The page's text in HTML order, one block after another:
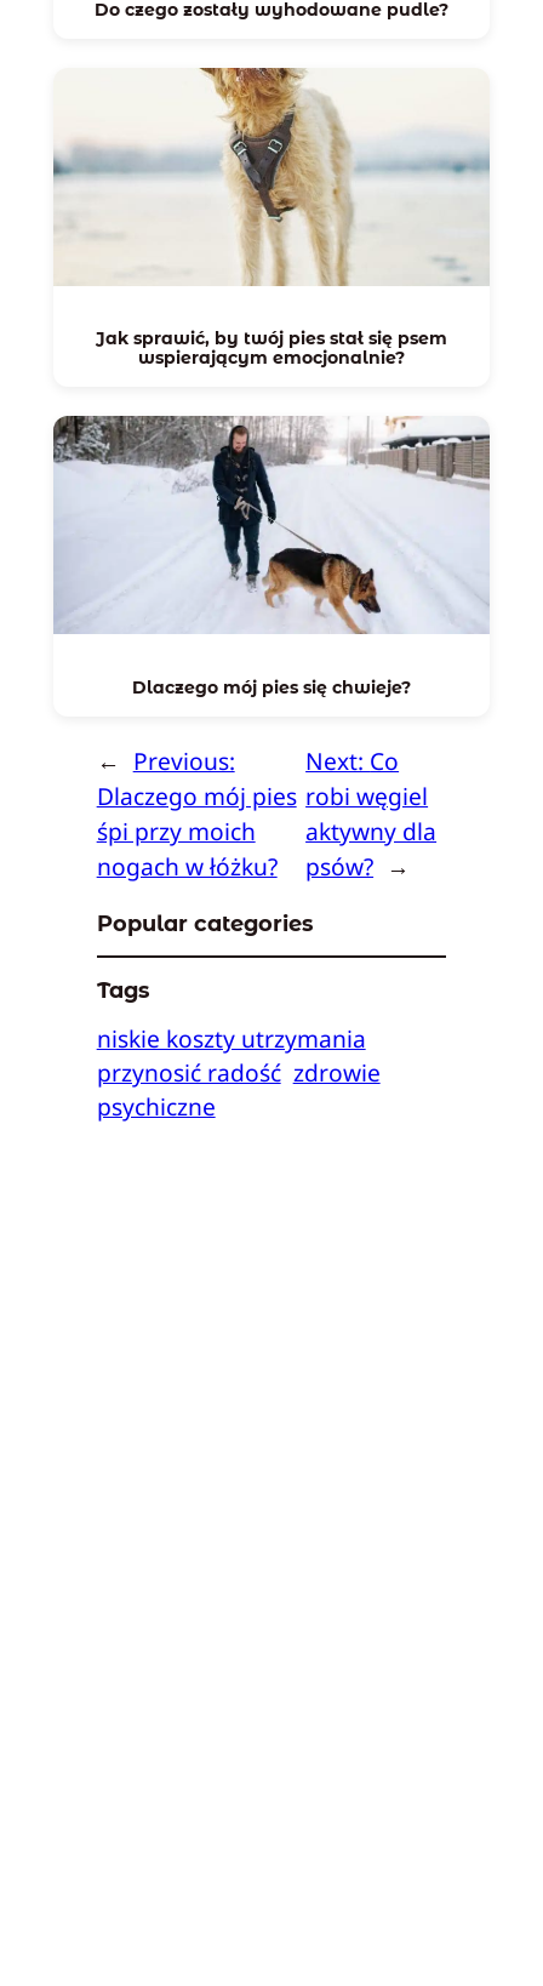
Do czego zostały wyhodowane pudle?
Jak sprawić, by twój pies stał się psem
wspierającym emocjonalnie?
Dlaczego mój pies się chwieje?
← Previous:
Dlaczego mój pies
śpi przy moich
nogach w łóżku?
Next: Co
robi węgiel
aktywny dla
psów? →
Popular categories
Tags
niskie koszty utrzymania
przynosić radość zdrowie
psychiczne